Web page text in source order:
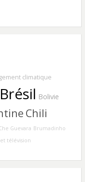
climatique
Brésil Bolivie
Chili
Guevara Brumadinho
télévision